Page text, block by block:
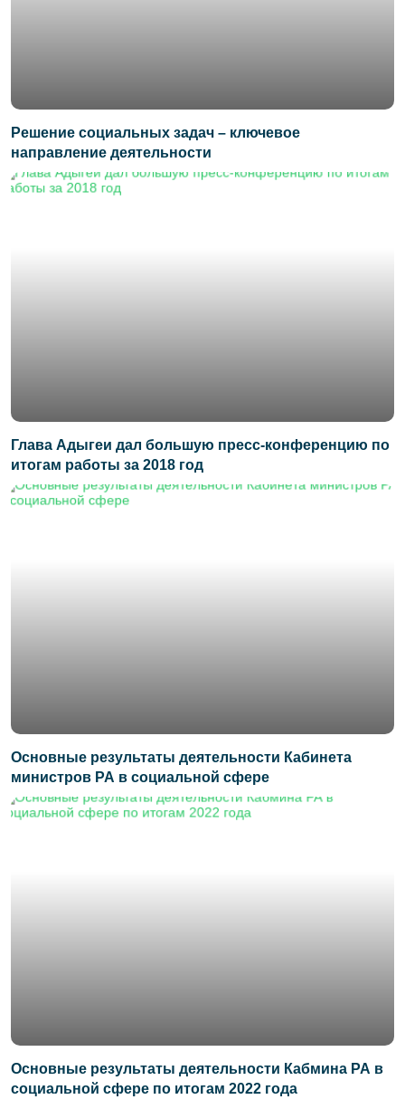
Решение социальных задач – ключевое
направление деятельности
Глава Адыгеи дал большую пресс-конференцию по
итогам работы за 2018 год
Основные результаты деятельности Кабинета
министров РА в социальной сфере
Основные результаты деятельности Кабмина РА в
социальной сфере по итогам 2022 года